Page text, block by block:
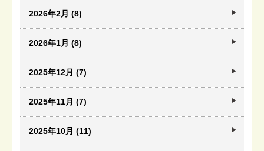
2026年2月 (8)
2026年1月 (8)
2025年12月 (7)
2025年11月 (7)
2025年10月 (11)